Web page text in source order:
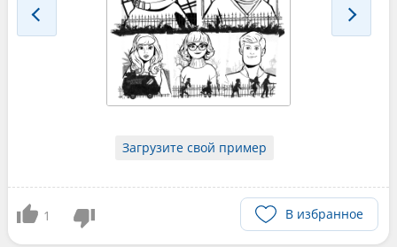
Загрузите свой пример
1 В избранное